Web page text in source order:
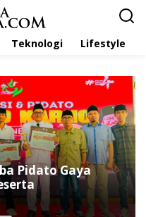
Teknologi Lifestyle
Gelar Lomba Baca
Karno, Diikuti